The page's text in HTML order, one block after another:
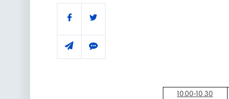
10.00-10.30
Поділитись